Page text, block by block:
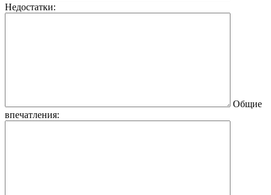
Недостатки:
Общие
впечатления: